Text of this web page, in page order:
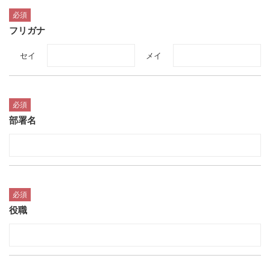
必須
フリガナ
セイ メイ
必須
部署名
必須
役職